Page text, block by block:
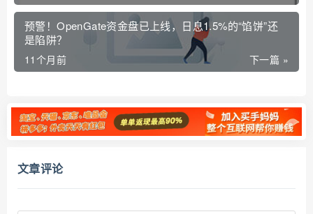
预警！OpenGate资金盘已上线，日息1.5%的“馅饼”还
是陷阱？
下一篇 »
11个月前
文章评论